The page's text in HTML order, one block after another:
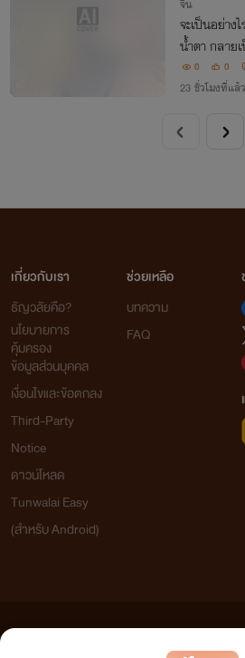
จีน
จะเป็นอย่าง
น้ำตา กลาย
ทั้งยังมีลูกส
หล็กช่วยขับเ
0 0
23 ชั่วโมงที่แล้ว
เกี่ยวกับเรา
ธัญวลัยคือ?
นโยบายการ
คุ้มครอง
ข้อมูลส่วนบุคคล
เงื่อนไขและข้อตกลง
Third-Party
Notice
ดาวน์โหลด
Tunwalai Easy
(สำหรับ Android)
ช่วยเหลือ
บทความ
FAQ